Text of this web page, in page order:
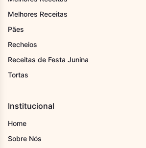
Melhores Receitas
Pães
Recheios
Receitas de Festa Junina
Tortas
Institucional
Home
Sobre Nós